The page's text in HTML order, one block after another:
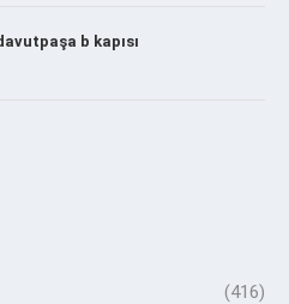
b kapısı
(416)